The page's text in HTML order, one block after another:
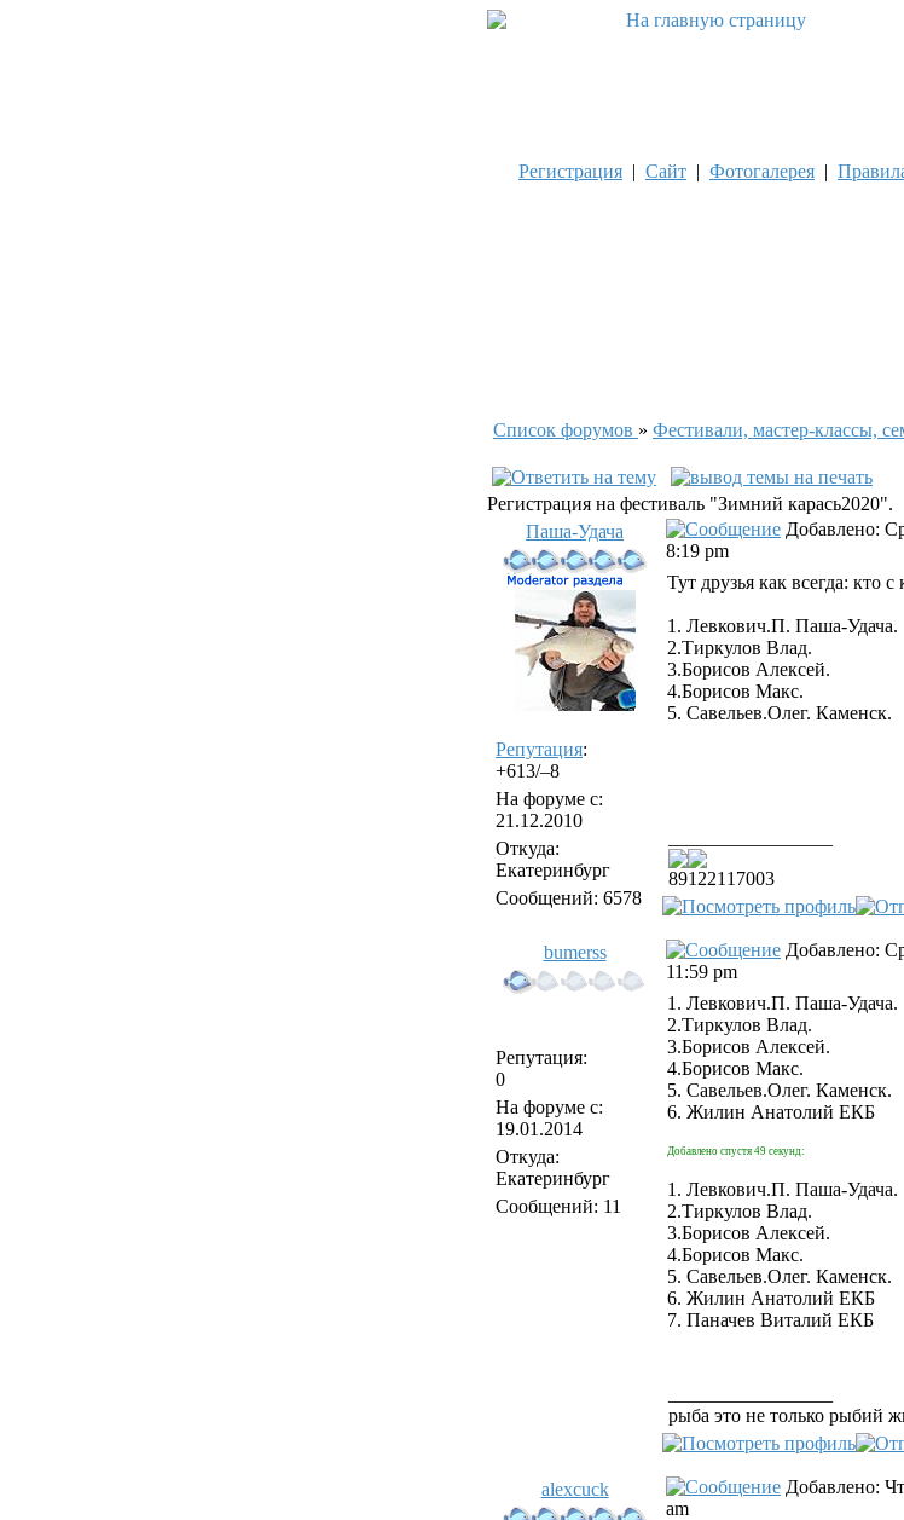
Регистрация | Сайт | Фотогалерея |
Список форумов » Фестивали, мастер-классы,
Регистрация на фестиваль "Зимний карась2020".
Паша-Удача
Репутация:
+613/–8
На форуме с:
21.12.2010
Откуда:
Екатеринбург
Сообщений: 6578
Добавлено:
8:19 pm
Тут друзья как всегда: кто с
1. Левкович.П. Паша-Удача.
2.Тиркулов Влад.
3.Борисов Алексей.
4.Борисов Макс.
5. Савельев.Олег. Каменск.
89122117003
bumerss
Репутация:
0
На форуме с:
19.01.2014
Откуда:
Екатеринбург
Сообщений: 11
Добавлено:
11:59 pm
1. Левкович.П. Паша-Удача.
2.Тиркулов Влад.
3.Борисов Алексей.
4.Борисов Макс.
5. Савельев.Олег. Каменск.
6. Жилин Анатолий ЕКБ
Добавлено спустя 49 секунд:
1. Левкович.П. Паша-Удача.
2.Тиркулов Влад.
3.Борисов Алексей.
4.Борисов Макс.
5. Савельев.Олег. Каменск.
6. Жилин Анатолий ЕКБ
7. Паначев Виталий ЕКБ
рыба это не только рыбий
alexcuck
Добавлено:
am